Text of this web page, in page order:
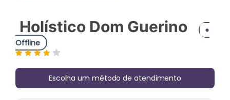
Holístico Dom Guerino
Offline
Escolha um método de atendimento